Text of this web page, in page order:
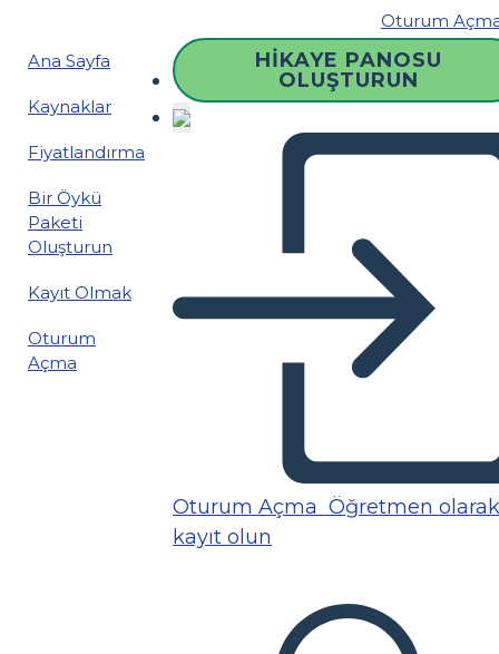
Oturum
Ana Sayfa
Kaynaklar
Fiyatlandırma
Bir Öykü
Paketi
Oluşturun
Kayıt Olmak
Oturum
Açma
HIKAYE PANOSU
OLUŞTURUN
Oturum Açma Öğretmen olarak
kayıt olun